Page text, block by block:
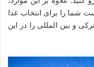
شما را برای انتخاب غذا
و بین المللی را در این